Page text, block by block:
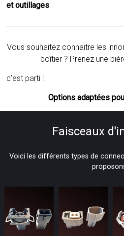
et outillages
Vous souhaitez connaitre les
boîtier ? Prenez une
c’est parti !
Options adaptées
Faisceaux
Voici les différents types de